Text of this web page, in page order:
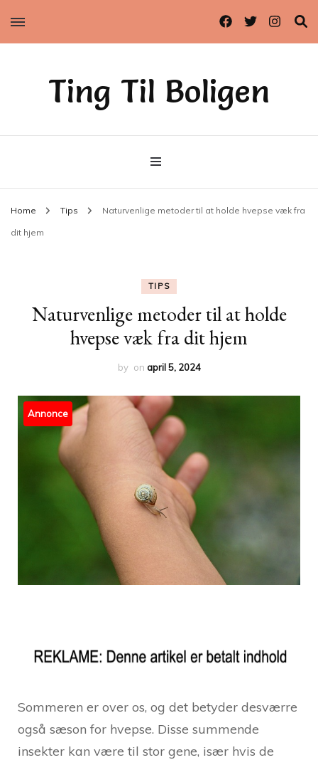
Ting Til Boligen
Home Tips Naturvenlige metoder til at holde hvepse væk fra
dit hjem
TIPS
Naturvenlige metoder til at holde
hvepse væk fra dit hjem
by on april 5, 2024
Annonce
Sommeren er over os, og det betyder desværre
også sæson for hvepse. Disse summende
insekter kan være til stor gene, især hvis de